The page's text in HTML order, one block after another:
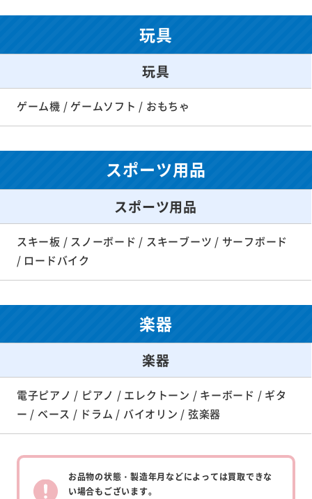
玩具
玩具
ゲーム機 / ゲームソフト / おもちゃ
スポーツ用品
スポーツ用品
スキー板 / スノーボード / スキーブーツ / サーフボード
/ ロードバイク
楽器
楽器
電子ピアノ / ピアノ / エレクトーン / キーボード / ギタ
ー / ベース / ドラム / バイオリン / 弦楽器
お品物の状態・製造年月などによっては買取できな
い場合もございます。